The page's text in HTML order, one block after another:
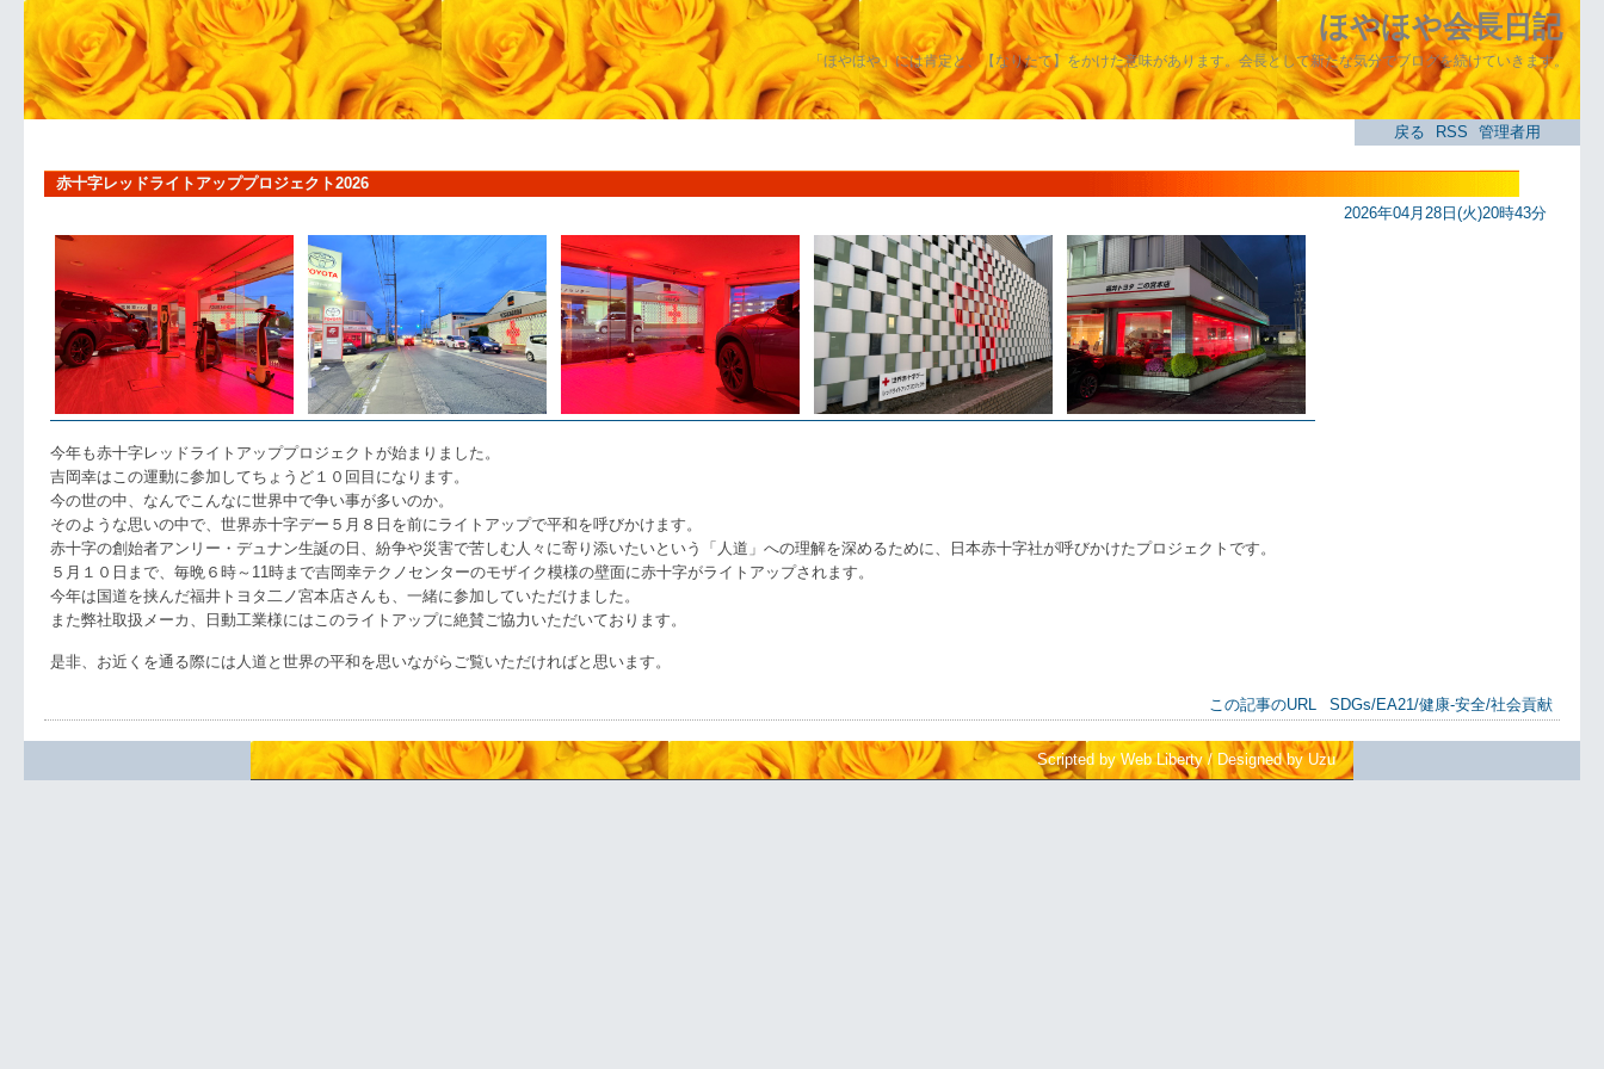
ほやほや会長日記
「ほやほや」には肯定と、【なりたて】をかけた意味があります。会長として新たな気分でブログを続けていきます。
戻る RSS 管理者用
赤十字レッドライトアッププロジェクト2026
2026年04月28日(火)20時43分
今年も赤十字レッドライトアッププロジェクトが始まりました。
吉岡幸はこの運動に参加してちょうど１０回目になります。
今の世の中、なんでこんなに世界中で争い事が多いのか。
そのような思いの中で、世界赤十字デー５月８日を前にライトアップで平和を呼びかけます。
赤十字の創始者アンリー・デュナン生誕の日、紛争や災害で苦しむ人々に寄り添いたいという「人道」への理解を深めるために、日本赤十字社が呼びかけたプロジェクトです。
５月１０日まで、毎晩６時～11時まで吉岡幸テクノセンターのモザイク模様の壁面に赤十字がライトアップされます。
今年は国道を挟んだ福井トヨタ二ノ宮本店さんも、一緒に参加していただけました。
また弊社取扱メーカ、日動工業様にはこのライトアップに絶賛ご協力いただいております。
是非、お近くを通る際には人道と世界の平和を思いながらご覧いただければと思います。
この記事のURL SDGs/EA21/健康-安全/社会貢献
Scripted by Web Liberty/ Designed by Uzu